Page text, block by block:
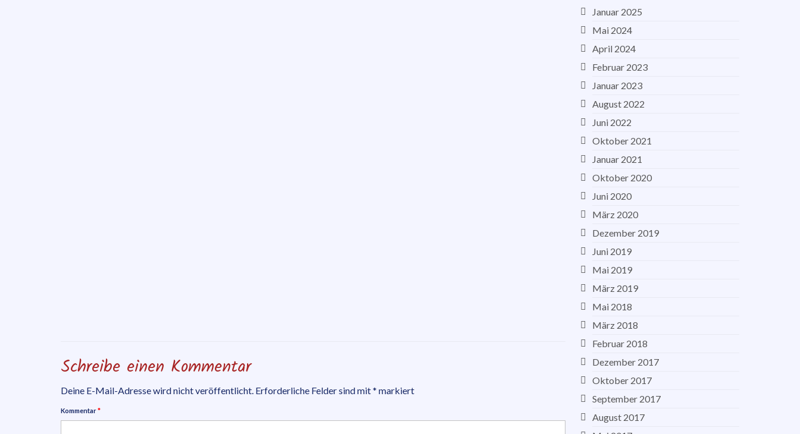
Schreibe einen Kommentar
Deine E-Mail-Adresse wird nicht veröffentlicht. Erforderliche Felder sind mit* markiert
Kommentar*
Januar 2025
Mai 2024
April 2024
Februar 2023
Januar 2023
August 2022
Juni 2022
Oktober 2021
Januar 2021
Oktober 2020
Juni 2020
März 2020
Dezember 2019
Juni 2019
Mai 2019
März 2019
Mai 2018
März 2018
Februar 2018
Dezember 2017
Oktober 2017
September 2017
August 2017